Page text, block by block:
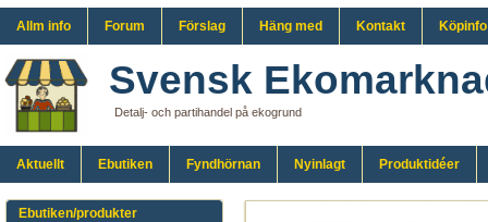
Allm info Forum Förslag Häng med Kontakt Köpinfo
Svensk
Detalj- och partihandel på ekogrund
Aktuellt Ebutiken Fyndhörnan Nyinlagt Produktidéer
Ebutiken/produkter